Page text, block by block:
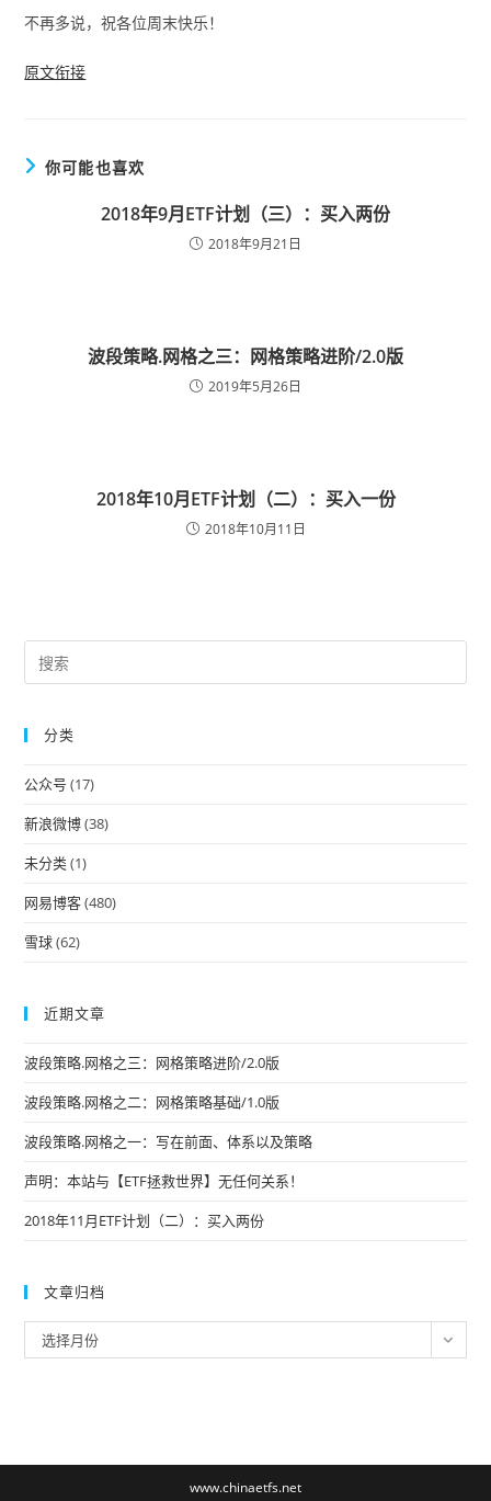
不再多说，祝各位周末快乐！
原文衔接
你可能也喜欢
2018年9月ETF计划（三）：买入两份
2018年9月21日
波段策略.网格之三：网格策略进阶/2.0版
2019年5月26日
2018年10月ETF计划（二）：买入一份
2018年10月11日
分类
公众号 (17)
新浪微博(38)
未分类(1)
网易博客(480)
雪球(62)
近期文章
波段策略.网格之三：网格策略进阶/2.0版
波段策略.网格之二：网格策略基础/1.0版
波段策略.网格之一：写在前面、体系以及策略
声明：本站与【ETF拯救世界】无任何关系！
2018年11月ETF计划（二）：买入两份
文章归档
章
选择月份
www.chinaetfs.net